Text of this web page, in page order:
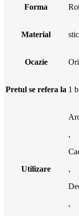
Forma
Material
Ocazie
Pretul se refera la 1
Utilizare
,
,
,